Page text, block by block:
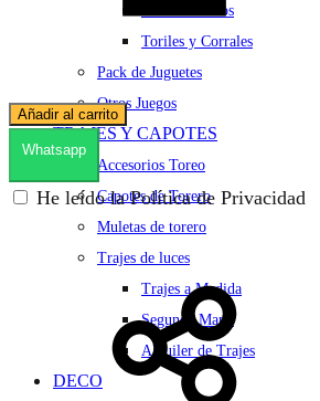
Plazas de toros
Toriles y Corrales
Pack de Juguetes
Otros Juegos
TRAJES Y CAPOTES
Accesorios Toreo
Capotes de Torero
Muletas de torero
Trajes de luces
Trajes a Medida
Segunda Mano
Alquiler de Trajes
DECO
Añadir al carrito
Whatsapp
He leído la Política de Privacidad